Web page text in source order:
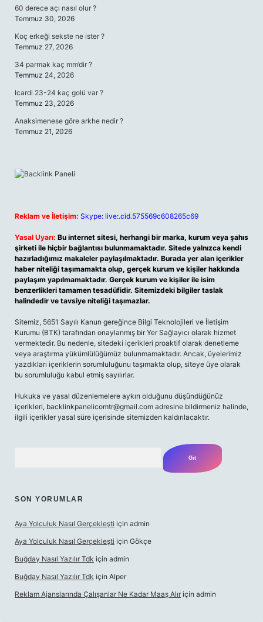
60 derece açı nasıl olur ?
Temmuz 30, 2026
Koç erkeği sekste ne ister ?
Temmuz 27, 2026
34 parmak kaç mm’dir ?
Temmuz 24, 2026
Icardi 23-24 kaç golü var ?
Temmuz 23, 2026
Anaksimenese göre arkhe nedir ?
Temmuz 21, 2026
Reklam ve İletişim: Skype: live:.cid.575569c608265c69
Yasal Uyarı: Bu internet sitesi, herhangi bir marka, kurum veya şahıs
şirketi ile hiçbir bağlantısı bulunmamaktadır. Sitede yalnızca kendi
hazırladığımız makaleler paylaşılmaktadır. Burada yer alan içerikler
haber niteliği taşımamakta olup, gerçek kurum ve kişiler hakkında
paylaşım yapılmamaktadır. Gerçek kurum ve kişiler ile isim
benzerlikleri tamamen tesadüfidir. Sitemizdeki bilgiler taslak
halindedir ve tavsiye niteliği taşımazlar.
Sitemiz, 5651 Sayılı Kanun gereğince Bilgi Teknolojileri ve İletişim
Kurumu (BTK) tarafından onaylanmış bir Yer Sağlayıcı olarak hizmet
vermektedir. Bu nedenle, sitedeki içerikleri proaktif olarak denetleme
veya araştırma yükümlülüğümüz bulunmamaktadır. Ancak, üyelerimiz
yazdıkları içeriklerin sorumluluğunu taşımakta olup, siteye üye olarak
bu sorumluluğu kabul etmiş sayılırlar.
Hukuka ve yasal düzenlemelere aykırı olduğunu düşündüğünüz
içerikleri, backlinkpanelicomtr@gmail.com adresine bildirmeniz halinde,
ilgili içerikler yasal süre içerisinde sitemizden kaldırılacaktır.
SON YORUMLAR
Aya Yolculuk Nasıl Gerçekleşti için admin
Aya Yolculuk Nasıl Gerçekleşti için Gökçe
Buğday Nasıl Yazılır Tdk için admin
Buğday Nasıl Yazılır Tdk için Alper
Reklam Ajanslarında Çalışanlar Ne Kadar Maaş Alır için admin